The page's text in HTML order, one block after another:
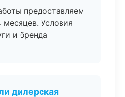
предоставляем
месяцев. Условия
и бренда
дилерская